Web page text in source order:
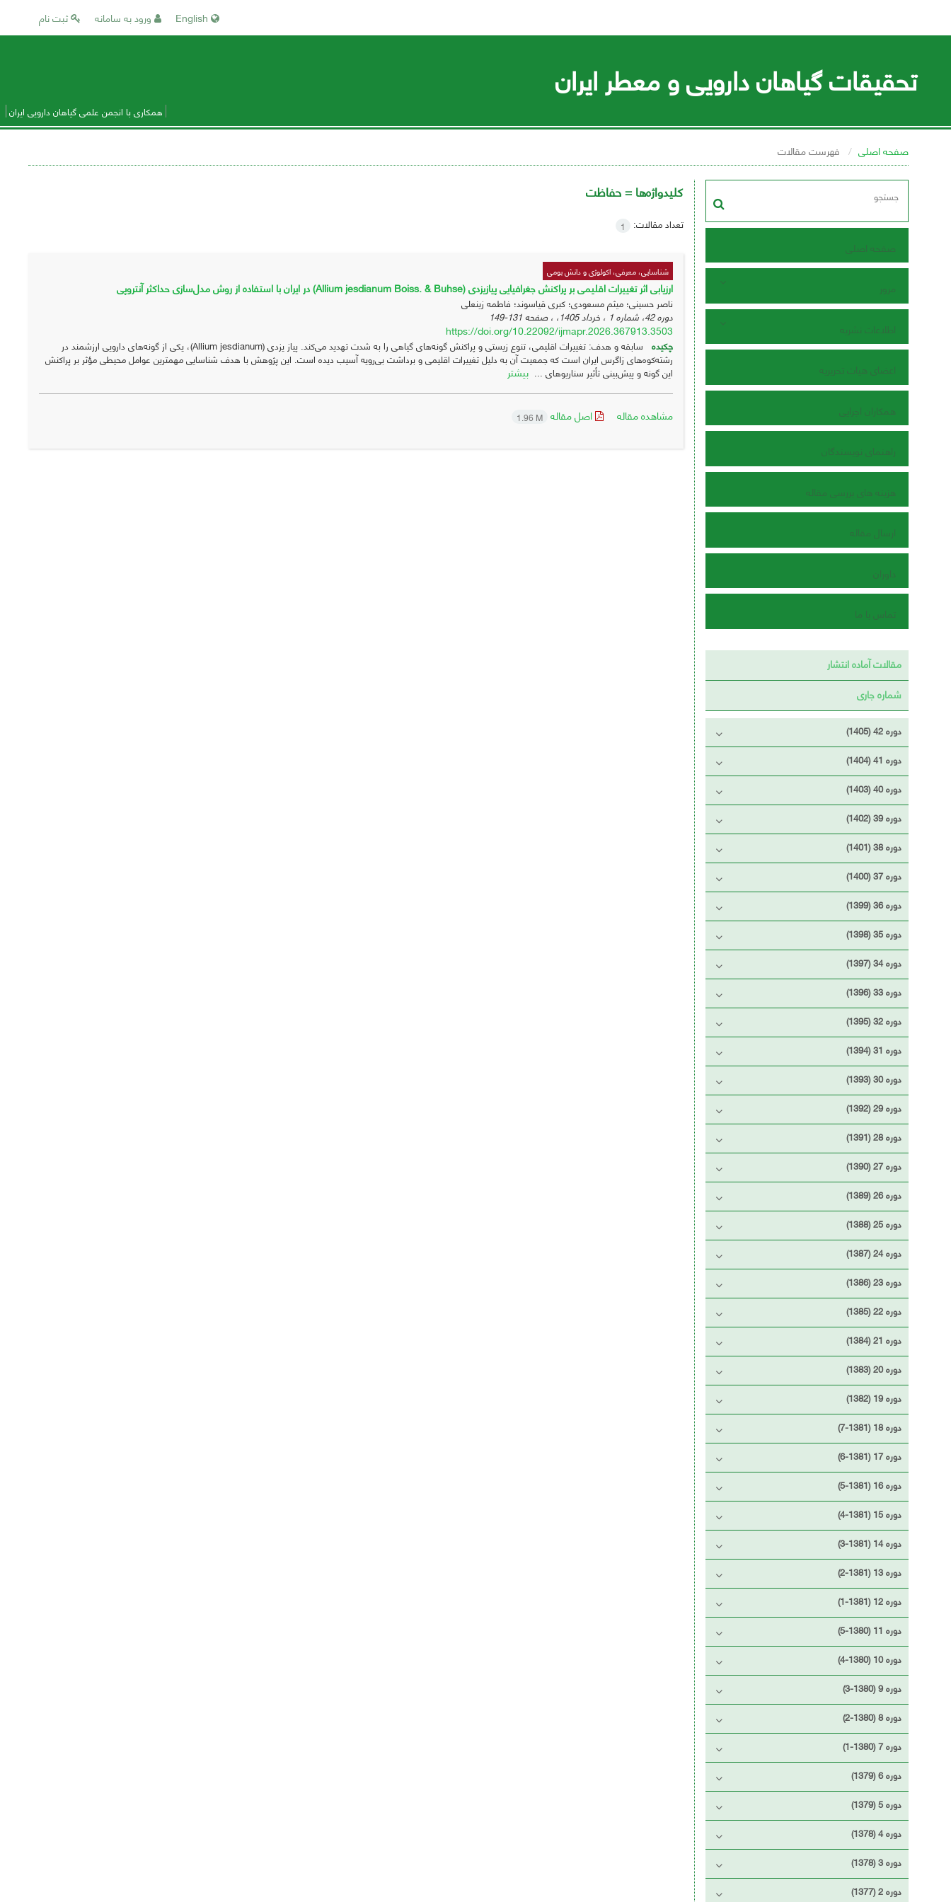
ثبت نام ورود به سامانه
تحقیقات گیاهان دارویی و معطر ایران
همکاری با انجمن علمی گیاهان دارویی ایران
صفحه اصلی فهرست مقالات
صفحه اصلی
مرور
اطلاعات نشریه
اعضای هیات تحریریه
همکاران اجرایی
راهنمای نویسندگان
هزینه های بررسی مقاله
ارسال مقاله
داوران
تماس با ما
مقالات آماده انتشار
شماره جاری
دوره 42 (1405)
دوره 41 (1404)
دوره 40 (1403)
دوره 39 (1402)
دوره 38 (1401)
دوره 37 (1400)
دوره 36 (1399)
دوره 35 (1398)
دوره 34 (1397)
دوره 33 (1396)
دوره 32 (1395)
دوره 31 (1394)
دوره 30 (1393)
دوره 29 (1392)
دوره 28 (1391)
دوره 27 (1390)
دوره 26 (1389)
دوره 25 (1388)
دوره 24 (1387)
دوره 23 (1386)
دوره 22 (1385)
دوره 21 (1384)
دوره 20 (1383)
دوره 19 (1382)
دوره 18 (1381-7)
دوره 17 (1381-6)
دوره 16 (1381-5)
دوره 15 (1381-4)
دوره 14 (1381-3)
دوره 13 (1381-2)
دوره 12 (1381-1)
دوره 11 (1380-5)
دوره 10 (1380-4)
دوره 9 (1380-3)
دوره 8 (1380-2)
دوره 7 (1380-1)
دوره 6 (1379)
دوره 5 (1379)
دوره 4 (1378)
دوره 3 (1378)
دوره 2 (1377)
کلیدواژه‌ها =حفاظت
تعداد مقالات: 1
شناسایی، معرفی، اکولوژی و دانش بومی
ارزیابی اثر تغییرات اقلیمی بر پراکنش جغرافیایی پیازیزدی (Allium jesdianum Boiss. & Buhse) در ایران با استفاده از روش مدل‌سازی حداکثر آنتروپی
ناصر حسینی؛ میثم مسعودی؛ کبری قیاسوند؛ فاطمه زینعلی
دوره 42، شماره 1 ، خرداد 1405، ، صفحه
131-149
https://doi.org/10.22092/ijmapr.2026.367913.3503
چکیده سابقه و هدف: تغییرات اقلیمی، تنوع زیستی و پراکنش گونه‌های گیاهی را به شدت تهدید می‌کند. پیاز یزدی (Allium jesdianum)، یکی از گونه‌های دارویی ارزشمند در
رشته‌کوه‌های زاگرس ایران است که جمعیت آن به دلیل تغییرات اقلیمی و برداشت بی‌رویه آسیب دیده است. این پژوهش با هدف شناسایی مهمترین عوامل محیطی مؤثر بر پراکنش
این گونه و پیش‌بینی تأثیر سناریوهای ...بیشتر
مشاهده مقاله اصل مقاله 1.96 M